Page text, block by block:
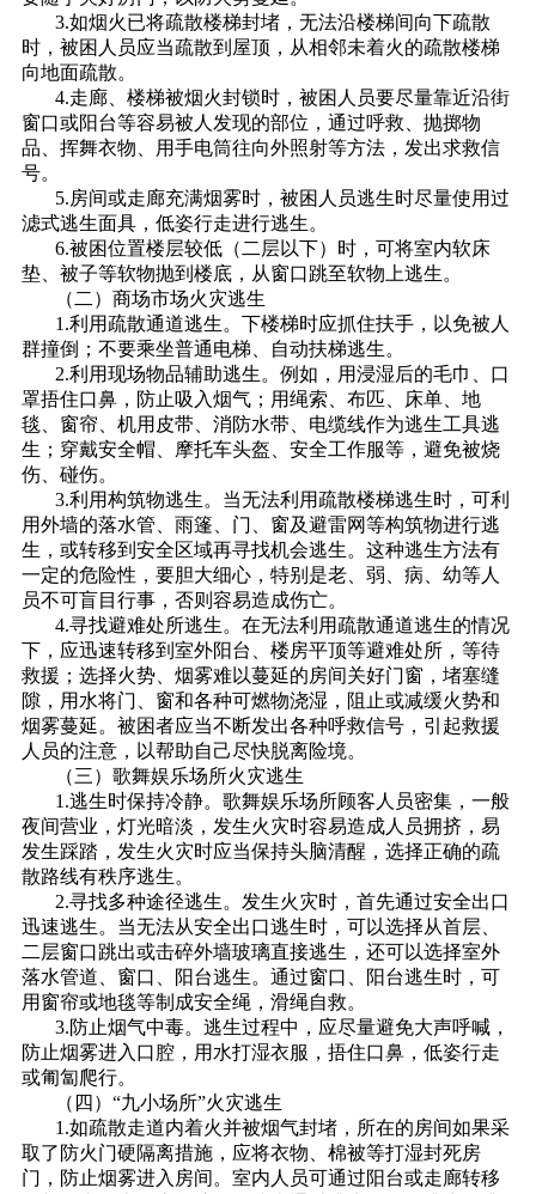
3.如烟火已将疏散楼梯封堵，无法沿楼梯间向下疏散
时，被困人员应当疏散到屋顶，从相邻未着火的疏散楼梯
向地面疏散。
4.走廊、楼梯被烟火封锁时，被困人员要尽量靠近沿街
窗口或阳台等容易被人发现的部位，通过呼救、抛掷物
品、挥舞衣物、用手电筒往向外照射等方法，发出求救信
号。
5.房间或走廊充满烟雾时，被困人员逃生时尽量使用过
滤式逃生面具，低姿行走进行逃生。
6.被困位置楼层较低（二层以下）时，可将室内软床
垫、被子等软物抛到楼底，从窗口跳至软物上逃生。
（二）商场市场火灾逃生
1.利用疏散通道逃生。下楼梯时应抓住扶手，以免被人
群撞倒；不要乘坐普通电梯、自动扶梯逃生。
2.利用现场物品辅助逃生。例如，用浸湿后的毛巾、口
罩捂住口鼻，防止吸入烟气；用绳索、布匹、床单、地
毯、窗帘、机用皮带、消防水带、电缆线作为逃生工具逃
生；穿戴安全帽、摩托车头盔、安全工作服等，避免被烧
伤、碰伤。
3.利用构筑物逃生。当无法利用疏散楼梯逃生时，可利
用外墙的落水管、雨篷、门、窗及避雷网等构筑物进行逃
生，或转移到安全区域再寻找机会逃生。这种逃生方法有
一定的危险性，要胆大细心，特别是老、弱、病、幼等人
员不可盲目行事，否则容易造成伤亡。
4.寻找避难处所逃生。在无法利用疏散通道逃生的情况
下，应迅速转移到室外阳台、楼房平顶等避难处所，等待
救援；选择火势、烟雾难以蔓延的房间关好门窗，堵塞缝
隙，用水将门、窗和各种可燃物浇湿，阻止或减缓火势和
烟雾蔓延。被困者应当不断发出各种呼救信号，引起救援
人员的注意，以帮助自己尽快脱离险境。
（三）歌舞娱乐场所火灾逃生
1.逃生时保持冷静。歌舞娱乐场所顾客人员密集，一般
夜间营业，灯光暗淡，发生火灾时容易造成人员拥挤，易
发生踩踏，发生火灾时应当保持头脑清醒，选择正确的疏
散路线有秩序逃生。
2.寻找多种途径逃生。发生火灾时，首先通过安全出口
迅速逃生。当无法从安全出口逃生时，可以选择从首层、
二层窗口跳出或击碎外墙玻璃直接逃生，还可以选择室外
落水管道、窗口、阳台逃生。通过窗口、阳台逃生时，可
用窗帘或地毯等制成安全绳，滑绳自救。
3.防止烟气中毒。逃生过程中，应尽量避免大声呼喊，
防止烟雾进入口腔，用水打湿衣服，捂住口鼻，低姿行走
或匍匐爬行。
（四）“九小场所”火灾逃生
1.如疏散走道内着火并被烟气封堵，所在的房间如果采
取了防火门硬隔离措施，应将衣物、棉被等打湿封死房
门，防止烟雾进入房间。室内人员可通过阳台或走廊转移